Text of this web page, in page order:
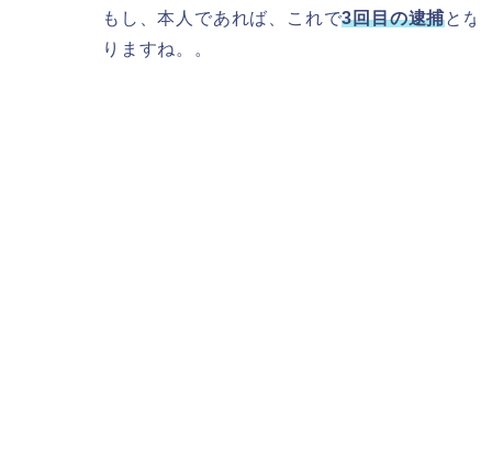
もし、本人であれば、これで3回目の逮捕とな
りますね。。